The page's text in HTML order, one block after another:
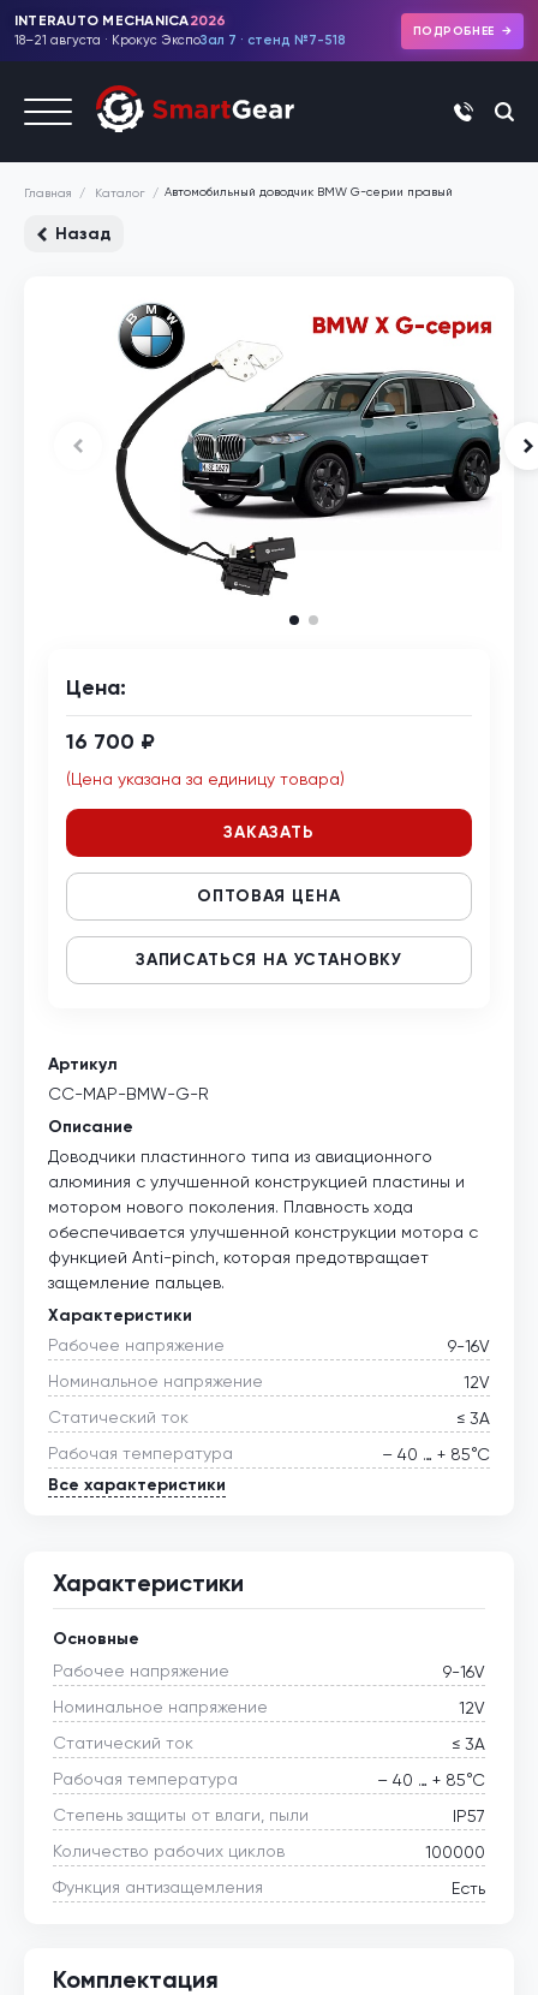
INTERAUTO MECHANICA2026
18–21 августа · Крокус ЭкспоЗал 7 · стенд №7-518
ПОДРОБНЕЕ
+7 (495)
Главная Каталог Автомобильный доводчик BMW G-серии правый
Назад
Артикул
CC-MAP-BMW-G-R
Описание
Доводчики пластинного типа из авиационного
алюминия с улучшенной конструкцией пластины и
мотором нового поколения. Плавность хода
обеспечивается улучшенной конструкции мотора с
функцией Anti-pinch, которая предотвращает
защемление пальцев.
Характеристики
Рабочее напряжение
9-16V
Номинальное напряжение
12V
Статический ток
≤ 3А
Рабочая температура
– 40 … + 85°С
Все характеристики
Цена:
16 700 ₽
(Цена указана за единицу товара)
ЗАКАЗАТЬ
ОПТОВАЯ ЦЕНА
ЗАПИСАТЬСЯ НА УСТАНОВКУ
Характеристики
Основные
Рабочее напряжение
9-16V
Номинальное напряжение
12V
Статический ток
≤ 3А
Рабочая температура
– 40 … + 85°С
Степень защиты от влаги, пыли
IP57
Количество рабочих циклов
100000
Функция антизащемления
Есть
Комплектация